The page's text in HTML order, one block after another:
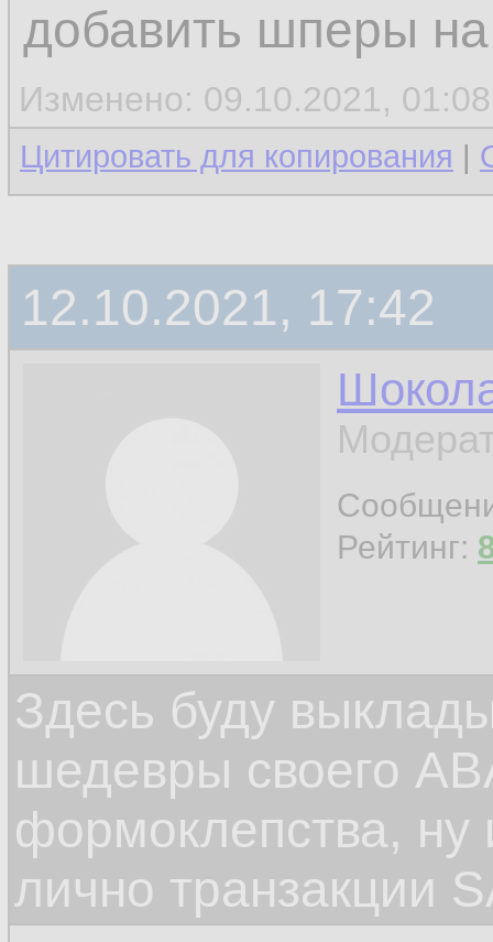
добавить шперы
Изменено: 09.10.2021,
Цитировать для копирования |
12.10.2021, 17:42
Рейтинг:
Здесь буду
шедевры своего
формоклепства,
лично транзакции